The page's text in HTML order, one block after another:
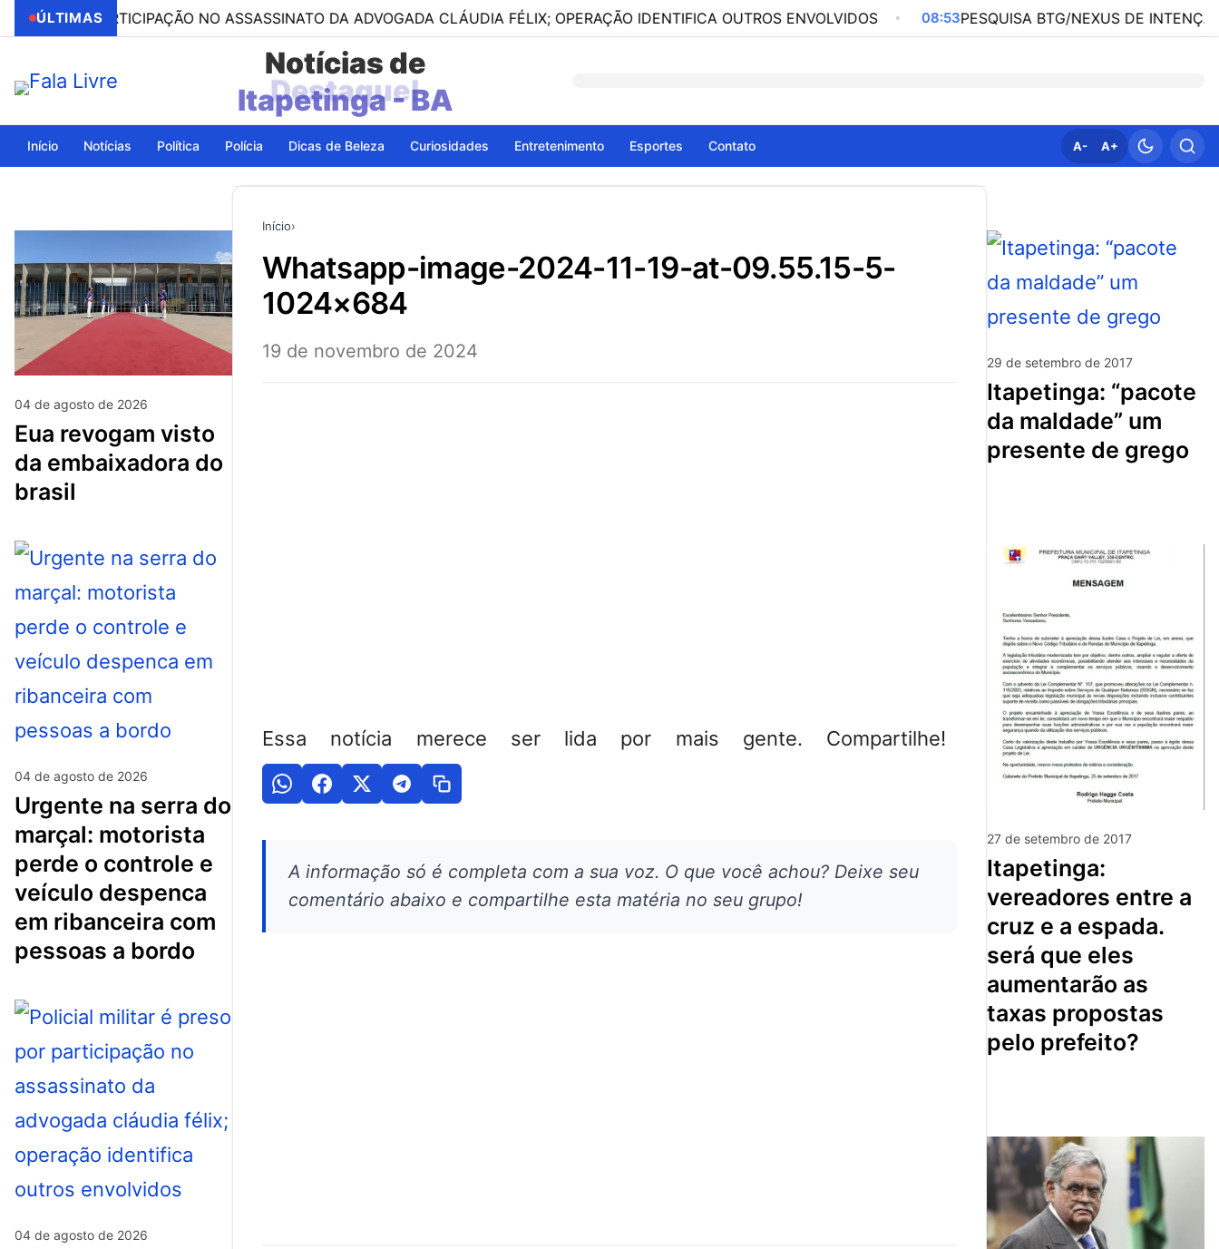
ÚLTIMAS
PARTICIPAÇÃO NO ASSASSINATO DA ADVOGADA CLÁUDIA FÉLIX; OPERAÇÃO IDENTIFICA OUTROS ENVOLVIDOS 08:53 PESQUISA BTG/NEXUS DE INTENÇÃO DE
Notícias de
Itapetinga - BA
Início Notícias Política Polícia Dicas de Beleza Curiosidades Entretenimento Esportes Contato A- A+
04 de agosto de 2026
eua revogam visto
da embaixadora do
brasil
04 de agosto de 2026
urgente na serra do
marçal: motorista
perde o controle e
veículo despenca
em ribanceira com
pessoas a bordo
04 de agosto de 2026
Início›
whatsapp-image-2024-11-19-at-09.55.15-5-
1024×684
19 de novembro de 2024
Essa notícia merece ser lida por mais gente. Compartilhe!
A informação só é completa com a sua voz. O que você achou? Deixe seu
comentário abaixo e compartilhe esta matéria no seu grupo!
29 de setembro de 2017
itapetinga: “pacote
da maldade” um
presente de grego
27 de setembro de 2017
itapetinga:
vereadores entre a
cruz e a espada.
será que eles
aumentarão as
taxas propostas
pelo prefeito?